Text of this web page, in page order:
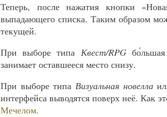
Теперь, после нажатия кнопки
выпадающего списка. Таким образом
текущей.
При выборе типа Квест/RPGбо́льшая
занимает оставшееся место снизу.
При выборе типа Визуальная новелла
интерфейса выводятся поверх неё. Как
Мечелом.